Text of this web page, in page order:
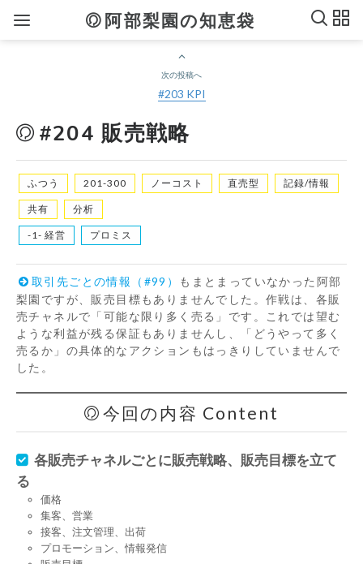
阿部梨園の知恵袋
次の投稿へ
#203 KPI
#204 販売戦略
ふつう 201-300 ノーコスト 直売型 記録/情報
共有 分析
-1- 経営 プロミス
取引先ごとの情報（#99）
もまとまっていなかった阿部
梨園ですが、販売目標もありませんでした。作戦は、各販
売チャネルで「可能な限り多く売る」です。これでは望む
ような利益が残る保証もありませんし、「どうやって多く
売るか」の具体的なアクションもはっきりしていませんで
した。
今回の内容 Content
各販売チャネルごとに販売戦略、販売目標を立て
る
価格
集客、営業
接客、注文管理、出荷
プロモーション、情報発信